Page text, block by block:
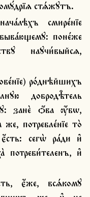
стѧ́жꙋтъ.
поне́же
наꙋчи́выйсѧ,
добродѣ̑тель
занѐ ѻ҆́ва ѹ҆́бѡ,
же, потребле́нїе то̀
є҆́сть: сегѡ̀ ра́ди и҆
потреби́теленъ, и҆